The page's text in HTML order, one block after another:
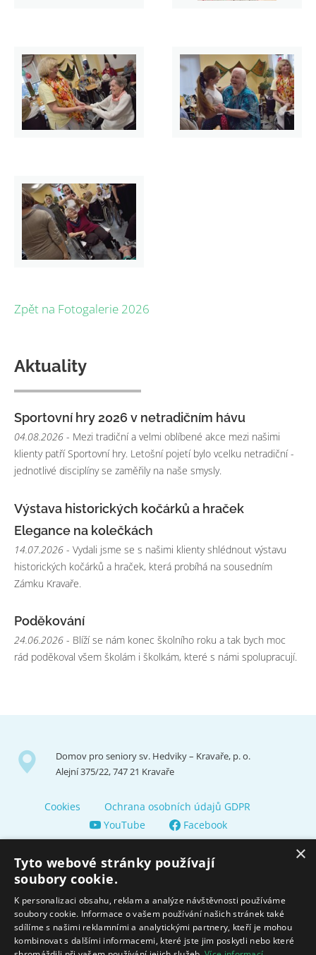
Zpět na Fotogalerie 2026
Aktuality
Sportovní hry 2026 v netradičním hávu
04.08.2026 - Mezi tradiční a velmi oblíbené akce mezi našimi
klienty patří Sportovní hry. Letošní pojetí bylo vcelku netradiční -
jednotlivé disciplíny se zaměřily na naše smysly.
Výstava historických kočárků a hraček
Elegance na kolečkách
14.07.2026 - Vydali jsme se s našimi klienty shlédnout výstavu
historických kočárků a hraček, která probíhá na sousedním
Zámku Kravaře.
Poděkování
24.06.2026 - Blíží se nám konec školního roku a tak bych moc
rád poděkoval všem školám i školkám, které s námi spolupracují.
Domov pro seniory sv. Hedviky – Kravaře, p. o.
Alejní 375/22, 747 21 Kravaře
Cookies
Ochrana osobních údajů GDPR
YouTube
Facebook
Zřizuje a finančně nás podporuje Město Kravaře
×
Tyto webové stránky používají
soubory cookie.
K personalizaci obsahu, reklam a analýze návštěvnosti používáme
soubory cookie. Informace o vašem používání našich stránek také
sdílíme s našimi reklamními a analytickými partnery, kteří je mohou
kombinovat s dalšími informacemi, které jste jim poskytli nebo které